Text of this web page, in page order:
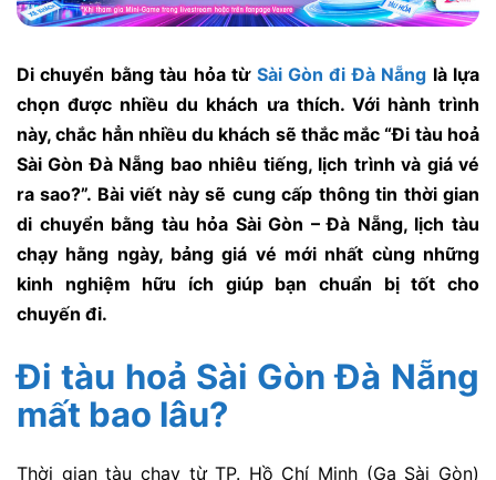
Di chuyển bằng tàu hỏa từ Sài Gòn đi Đà Nẵng là lựa
chọn được nhiều du khách ưa thích. Với hành trình
này, chắc hẳn nhiều du khách sẽ thắc mắc “Đi tàu hoả
Sài Gòn Đà Nẵng bao nhiêu tiếng, lịch trình và giá vé
ra sao?”. Bài viết này sẽ cung cấp thông tin thời gian
di chuyển bằng tàu hỏa Sài Gòn – Đà Nẵng, lịch tàu
chạy hằng ngày, bảng giá vé mới nhất cùng những
kinh nghiệm hữu ích giúp bạn chuẩn bị tốt cho
chuyến đi.
Đi tàu hoả Sài Gòn Đà Nẵng
mất bao lâu?
Thời gian tàu chạy từ TP. Hồ Chí Minh (Ga Sài Gòn)